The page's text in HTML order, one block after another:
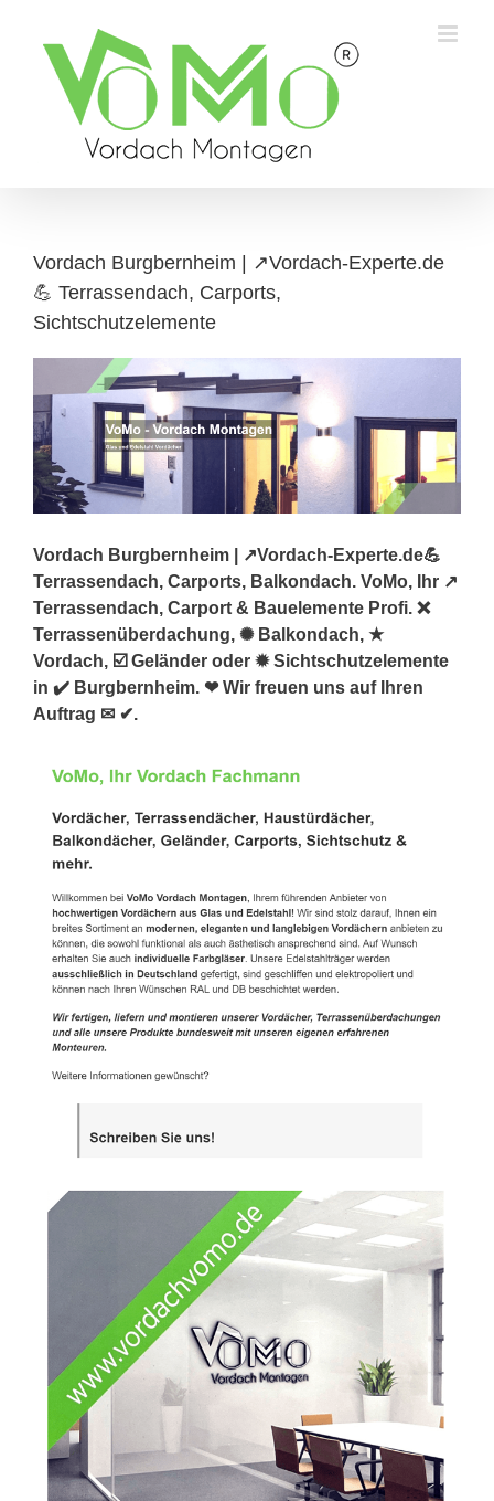
content
Vordach Burgbernheim | ↗️Vordach-Experte.de
💪 Terrassendach, Carports,
Sichtschutzelemente
Vordach Burgbernheim | ↗️Vordach-Experte.de💪
Terrassendach, Carports, Balkondach. VoMo, Ihr ↗️
Terrassendach, Carport & Bauelemente Profi. ❌
Terrassenüberdachung, ✺ Balkondach, ★
Vordach, ☑️ Geländer oder ✹ Sichtschutzelemente
in ✔️ Burgbernheim. ❤ Wir freuen uns auf Ihren
Auftrag ✉ ✔.